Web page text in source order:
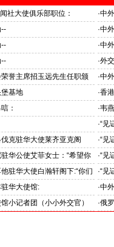
社大使俱乐部职位：
·中
--
·中
“科
--
·中
小
--
用示范高地
·外
誉主席招玉远先生任职颁
·中
基地 ·香
：
·韦
·“见
斯
官)”
克驻华大使莱齐亚克阁
篇章”
·“见
十
华公使艾菲女士：“希望你
·“见
奥
驻华大使白瀚轩阁下:“你们
·“见
罗斯
华大使馆:
流，成为日中友好的桥梁!
·中
交
小记者团（小小外交官）
·俄